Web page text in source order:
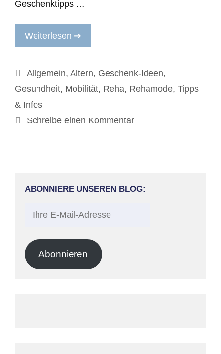
Geschenktipps …
Weiterlesen ➔
Kategorien
Allgemein, Altern, Geschenk-Ideen,
Gesundheit, Mobilität, Reha, Rehamode, Tipps
& Infos
Schreibe einen Kommentar
ABONNIERE UNSEREN BLOG:
Adresse
Abonnieren